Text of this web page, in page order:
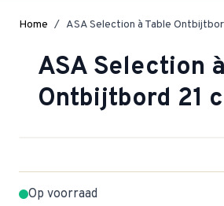
Home / ASA Selection à Table
ASA Selection
Ontbijtbord 21
Op voorraad